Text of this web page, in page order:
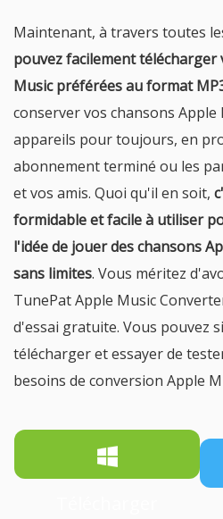
Maintenant, à travers toutes
pouvez facilement télécharger
Music préférées au format
conserver vos chansons
appareils pour toujours, en
abonnement terminé ou les
et vos amis. Quoi qu'il en soit,
formidable et facile à utiliser
l'idée de jouer des chansons
sans limites. Vous méritez
TunePat Apple Music
d'essai gratuite. Vous pouvez
télécharger et essayer de
besoins de conversion Apple